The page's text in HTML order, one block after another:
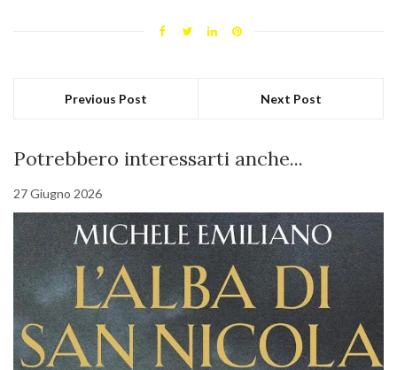
Previous Post Next Post
Potrebbero interessarti anche...
27 Giugno 2026